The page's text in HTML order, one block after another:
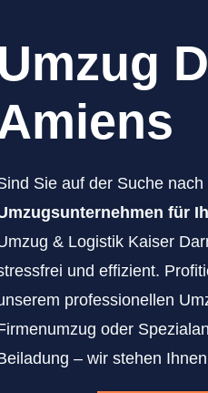
Umzug
Sie auf der Suche nach
für
& Logistik Kaiser
und effizient.
professionellen
oder
– wir stehen